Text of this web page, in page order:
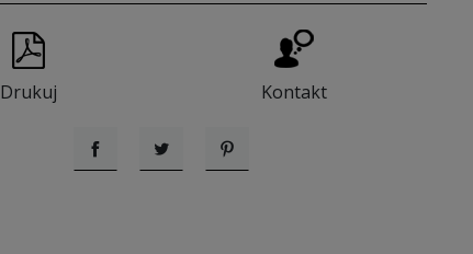
Drukuj Kontakt
UdostępnijTweetujPinterest